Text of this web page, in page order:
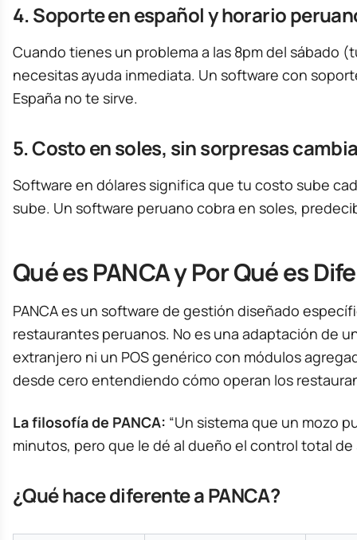
4. Soporte en español y horario
Cuando tienes un problema a las 8pm del sábado
necesitas ayuda inmediata. Un software con
España no te sirve.
5. Costo en soles, sin sorpresas
Software en dólares significa que tu costo sube
sube. Un software peruano cobra en soles,
Qué es PANCA y Por Qué es
PANCA es un software de gestión diseñado
restaurantes peruanos. No es una adaptación de
extranjero ni un POS genérico con módulos
desde cero entendiendo cómo operan los
La filosofía de PANCA: “Un sistema que un mozo
minutos, pero que le dé al dueño el control total de
¿Qué hace diferente a PANCA?